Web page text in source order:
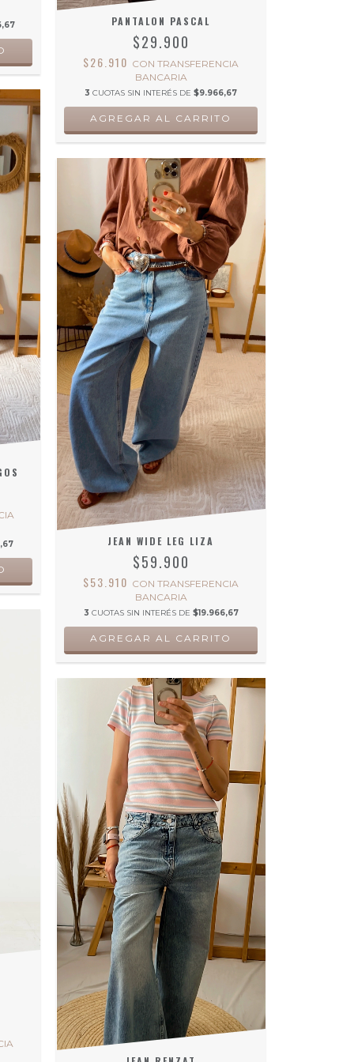
PANTALON PASCAL
$29.900
$26.910 CON TRANSFERENCIA
BANCARIA
3 CUOTAS SIN INTERÉS DE $9.966,67
AGREGAR AL CARRITO
JEAN WIDE LEG LIZA
$59.900
$53.910 CON TRANSFERENCIA
BANCARIA
3 CUOTAS SIN INTERÉS DE $19.966,67
AGREGAR AL CARRITO